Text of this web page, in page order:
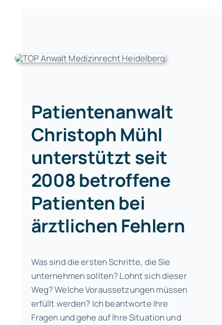
Patientenanwalt
Christoph Mühl
unterstützt seit
2008 betroffene
Patienten bei
ärztlichen Fehlern
Was sind die ersten Schritte, die Sie
unternehmen sollten? Lohnt sich dieser
Weg? Welche Voraussetzungen müssen
erfüllt werden? Ich beantworte Ihre
Fragen und gehe auf Ihre Situation und